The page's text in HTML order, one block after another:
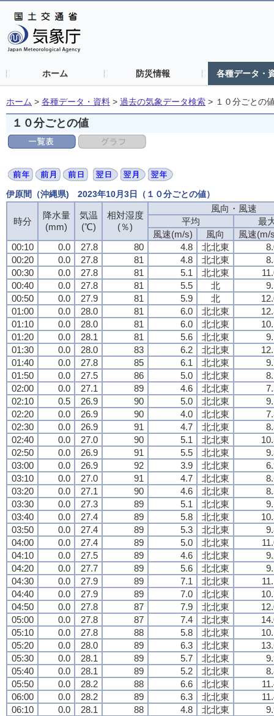
ホーム 防災情報 各種データ・
ホーム > 各種データ・資料 > 過去の気象データ検索 > １０分ごとの
１０分ごとの値
伊原間（沖縄県) 2023年10月3日（１０分ごとの値）
時分
降水量
(mm)
気温
(℃)
相対湿度
(％)
風向・風速
平均
最
風速(m/s)
風向
風速(m/
00:10
0.0 27.8 80 4.8 北北東
00:20
0.0 27.8 81 4.8 北北東
00:30
0.0 27.8 81 5.1 北北東
00:40
0.0 27.8 81 5.5 北
00:50
0.0 27.9 81 5.9 北
01:00
0.0 28.0 81 6.0 北北東
01:10
0.0 28.0 81 6.0 北北東
01:20
0.0 28.1 81 5.6 北北東
01:30
0.0 28.0 83 6.2 北北東
01:40
0.0 27.8 85 6.1 北北東
01:50
0.0 27.5 86 5.0 北北東
02:00
0.0 27.1 89 4.6 北北東
02:10
0.5 26.9 90 5.0 北北東
02:20
0.0 26.9 90 4.0 北北東
02:30
0.0 26.9 91 4.7 北北東
02:40
0.0 27.0 90 5.1 北北東
02:50
0.0 26.9 91 5.5 北北東
03:00
0.0 26.9 92 3.9 北北東
03:10
0.0 27.0 91 4.7 北北東
03:20
0.0 27.1 90 4.6 北北東
03:30
0.0 27.3 89 5.1 北北東
03:40
0.0 27.4 89 5.8 北北東
03:50
0.0 27.4 89 5.3 北北東
04:00
0.0 27.4 89 5.0 北北東
04:10
0.0 27.5 89 4.6 北北東
04:20
0.0 27.7 89 5.6 北北東
04:30
0.0 27.9 89 7.1 北北東
04:40
0.0 27.9 89 7.0 北北東
04:50
0.0 27.8 87 7.9 北北東
05:00
0.0 27.8 87 7.4 北北東
05:10
0.0 27.8 88 5.8 北北東
05:20
0.0 28.0 89 6.3 北北東
05:30
0.0 28.1 89 5.7 北北東
05:40
0.0 28.1 89 5.2 北北東
05:50
0.0 28.2 88 6.6 北北東
06:00
0.0 28.2 89 6.3 北北東
06:10
0.0 28.1 88 4.8 北北東